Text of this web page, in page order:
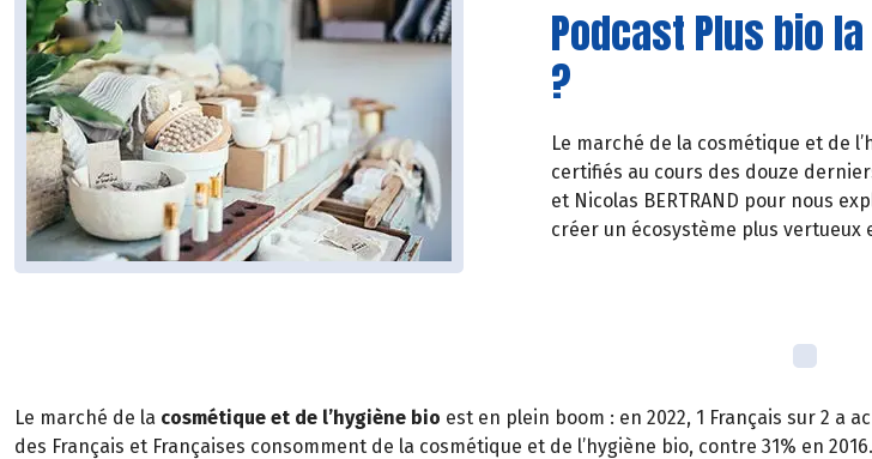
Podcast Plus bio
?
Le marché de la cosmétique et de
certifiés au cours des douze
et Nicolas BERTRAND pour nous
créer un écosystème plus
Le marché de la cosmétique et de l’hygiène bio est en plein boom : en 2022, 1 Français sur 2 a
des Français et Françaises consomment de la cosmétique et de l’hygiène bio, contre 31% en 2016.